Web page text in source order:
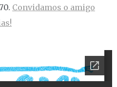
Convidamos o amigo